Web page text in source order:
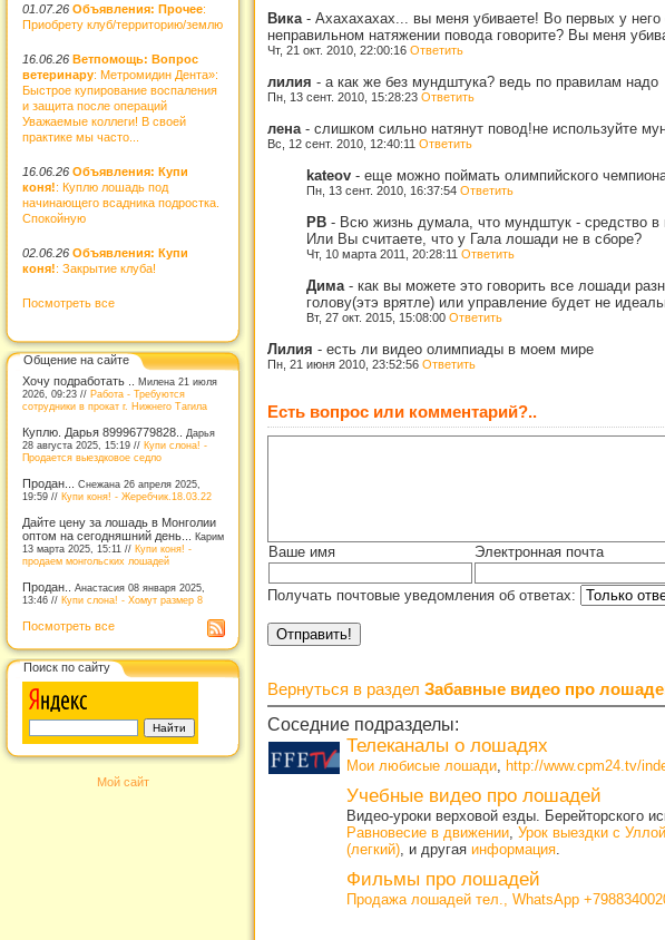
01.07.26 Объявления: Прочее:
Приобрету клуб/территорию/землю
16.06.26 Ветпомощь: Вопрос
ветеринару: Метромидин Дента»:
Быстрое купирование воспаления
и защита после операций
Уважаемые коллеги! В своей
практике мы часто...
16.06.26 Объявления: Купи
коня!: Куплю лошадь под
начинающего всадника подростка.
Спокойную
02.06.26 Объявления: Купи
коня!: Закрытие клуба!
Посмотреть все
Общение на сайте
Хочу подработать .. Милена 21 июля
2026, 09:23 // Работа - Требуются
сотрудники в прокат г. Нижнего Тагила
Куплю. Дарья 89996779828..
Дарья
28 августа 2025, 15:19 // Купи слона! -
Продается выездковое седло
Продан... Снежана 26 апреля 2025,
19:59 // Купи коня! - Жеребчик.18.03.22
Дайте цену за лошадь в Монголии
оптом на сегодняшний день... Карим
13 марта 2025, 15:11 // Купи коня! -
продаем монгольских лошадей
Продан.. Анастасия 08 января 2025,
13:46 // Купи слона! - Хомут размер 8
Посмотреть все
Поиск по сайту
Мой сайт
Вика - Ахахахахах... вы меня убиваете! Во первых у
неправильном натяжении повода говорите? Вы меня
Чт, 21 окт. 2010, 22:00:16 Ответить
лилия - а как же без мундштука? ведь по правилам надо
Пн, 13 сент. 2010, 15:28:23 Ответить
лена - слишком сильно натянут повод!не используйте
Вс, 12 сент. 2010, 12:40:11 Ответить
kateov - еще можно поймать олимпийского
Пн, 13 сент. 2010, 16:37:54 Ответить
РВ - Всю жизнь думала, что мундштук - средство
Или Вы считаете, что у Гала лошади не в сборе?
Чт, 10 марта 2011, 20:28:11 Ответить
Дима - как вы можете это говорить все лошади
голову(этэ врятле) или управление будет не
Вт, 27 окт. 2015, 15:08:00 Ответить
Лилия - есть ли видео олимпиады в моем мире
Пн, 21 июня 2010, 23:52:56 Ответить
Есть вопрос или комментарий?..
Ваше имя Электронная почта
Получать почтовые уведомления об ответах:
Вернуться в раздел Забавные видео про
Соседние подразделы:
Телеканалы о лошадях
Мои любисые лошади, http://www.cpm24.tv/
Учебные видео про лошадей
Видео-уроки верховой езды. Берейторского
Равновесие в движении, Урок выездки с
(легкий), и другая информация.
Фильмы про лошадей
Продажа лошадей тел., WhatsApp